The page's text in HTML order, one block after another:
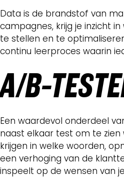
Data is de brandstof van
campagnes, krijg je inzicht
te stellen en te
continu leerproces waarin
A/B-
Een waardevol onderdeel
naast elkaar test om te zien
krijgen in welke woorden,
een verhoging van de
inspeelt op de wensen van